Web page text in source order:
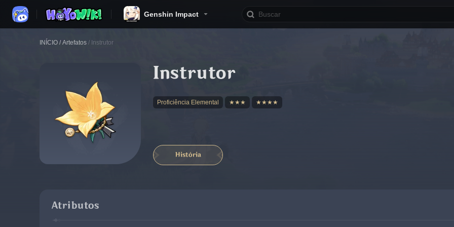
Genshin Impact
INÍCIO / Artefatos / Instrutor
Instrutor
Proficiência Elemental ★★★ ★★★★
História
Atributos